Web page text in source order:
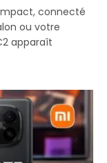
connecté
ou votre
apparaît